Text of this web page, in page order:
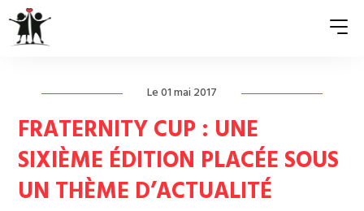
QUI SOMMES-NOUS ?
ASSOCIATIONS MEMBRES
NOS ACTIONS
Le 01 mai 2017
FRATERNITY CUP : UNE
SIXIÈME ÉDITION PLACÉE SOUS
UN THÈME D’ACTUALITÉ